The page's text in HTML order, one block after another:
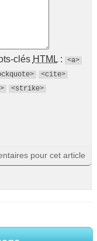
clés HTML:
<a>
<cite>
<strike>
pour cet article